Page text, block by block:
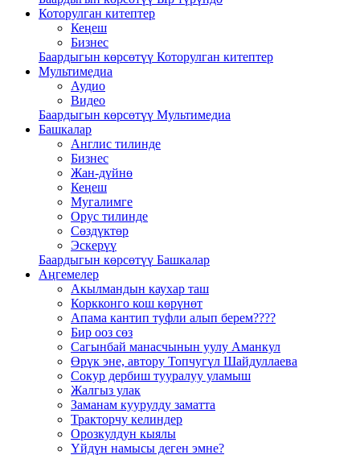
Которулган китептер
Кеңеш
Бизнес
Баардыгын көрсөтүү Которулган китептер
Мультимедиа
Аудио
Видео
Баардыгын көрсөтүү Мультимедиа
Башкалар
Англис тилинде
Бизнес
Жан-дүйнө
Кеңеш
Мугалимге
Орус тилинде
Сөздүктөр
Эскерүү
Баардыгын көрсөтүү Башкалар
Аңгемелер
Акылмандын каухар таш
Коркконго кош көрүнөт
Апама кантип туфли алып берем????
Бир ооз сөз
Сагынбай манасчынын уулу Аманкул
Өрүк эне, автору Топчугүл Шайдуллаева
Сокур дербиш тууралуу уламыш
Жалгыз улак
Заманам куурулду заматта
Тракторчу келиндер
Орозкулдун кыялы
Үйдүн намысы деген эмне?